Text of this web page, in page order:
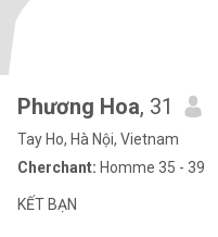
Phương Hoa, 31
Tay Ho, Hà Nội, Vietnam
Cherchant: Homme 35 - 39
KẾT BẠN